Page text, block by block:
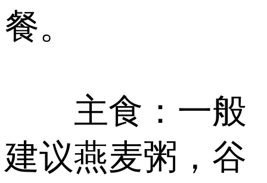
餐。
主食：一般
建议燕麦粥，谷